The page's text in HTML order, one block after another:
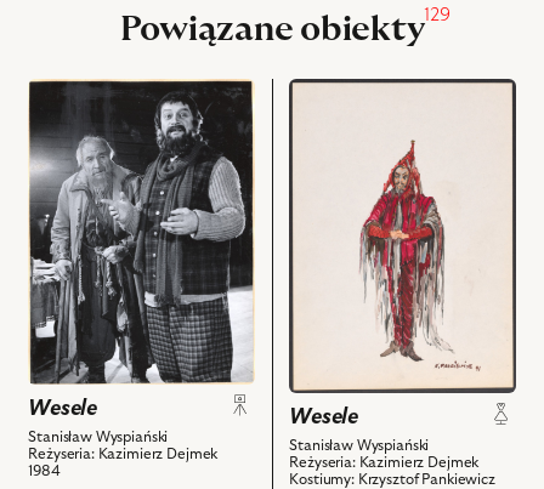
Powiązane obiekty129
przejdź
do
obiektu
Wesele,
Na
zdjęciu:
Maciej
Maciejewski
–
Dziad,
Czesław
Bogdański
–
Żyd
i
Wesele
Stanisław Wyspiański
Reżyseria: Kazimierz Dejmek
1984
przejdź
Stańczyk
powiązanych
nim
obiektów
Wesele
Stanisław Wyspiański
Reżyseria: Kazimierz Dejmek
Kostiumy: Krzysztof Pankiewicz